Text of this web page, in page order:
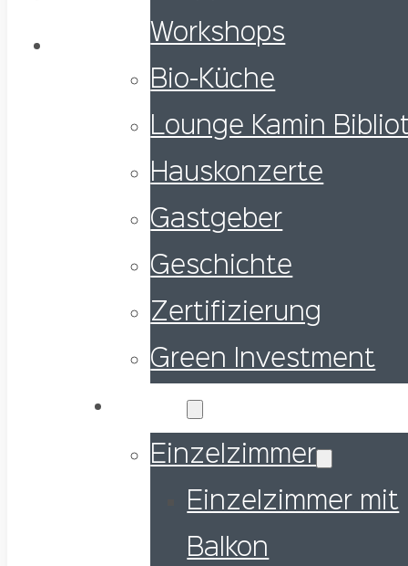
Workshops
Bio-Küche
Lounge Kamin
Hauskonzerte
Gastgeber
Geschichte
Zertifizierung
Green Investment
Einzelzimmer
Einzelzimmer mit
Balkon